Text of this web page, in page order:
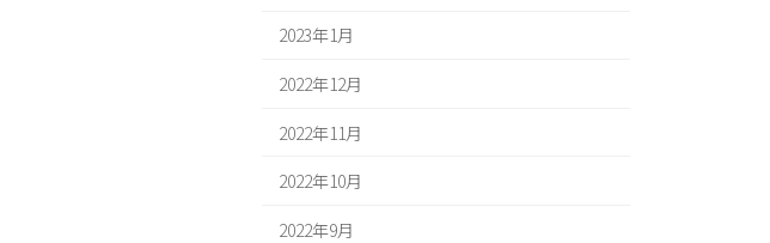
2023年1月
2022年12月
2022年11月
2022年10月
2022年9月